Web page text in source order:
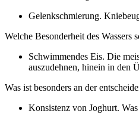
Gelenkschmierung.
Welche Besonderheit des Wassers
Schwimmendes Eis. Die
auszudehnen, hinein in den
Was ist besonders an der
Konsistenz von Joghurt.